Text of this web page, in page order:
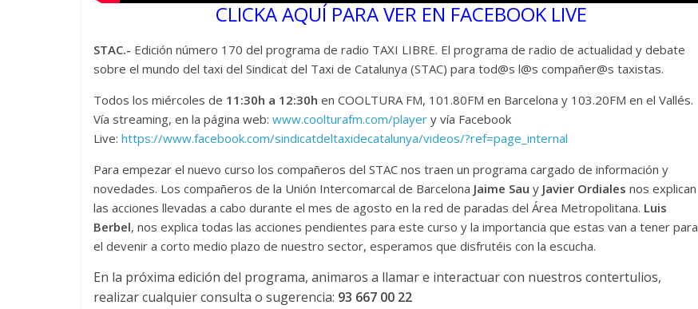
CLICKA AQUÍ PARA VER EN FACEBOOK LIVE
STAC.- Edición número 170 del programa de radio TAXI LIBRE. El programa de radio de actualidad y debate
sobre el mundo del taxi del Sindicat del Taxi de Catalunya (STAC) para tod@s l@s compañer@s taxistas.
Todos los miércoles de 11:30h a 12:30h en COOLTURA FM, 101.80FM en Barcelona y 103.20FM en el Vallés.
Vía streaming, en la página web: www.coolturafm.com/player y vía Facebook
Live: https://www.facebook.com/sindicatdeltaxidecatalunya/videos/?ref=page_internal
Para empezar el nuevo curso los compañeros del STAC nos traen un programa cargado de información y
novedades. Los compañeros de la Unión Intercomarcal de Barcelona Jaime Sau y Javier Ordiales nos explican
las acciones llevadas a cabo durante el mes de agosto en la red de paradas del Área Metropolitana. Luis
Berbel, nos explica todas las acciones pendientes para este curso y la importancia que estas van a tener para
el devenir a corto medio plazo de nuestro sector, esperamos que disfrutéis con la escucha.
En la próxima edición del programa, animaros a llamar e interactuar con nuestros contertulios,
realizar cualquier consulta o sugerencia: 93 667 00 22